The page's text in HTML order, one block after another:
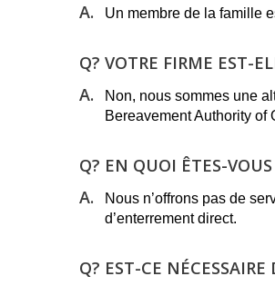
A.
Un membre de la famille
Q? VOTRE FIRME EST-
A.
Non, nous sommes une
Bereavement Authority
Q? EN QUOI ÊTES-
A.
Nous n’offrons pas de
d’enterrement direct.
Q? EST-CE